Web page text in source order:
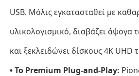
USB. Μόλις εγκατασταθεί με
υλικολογισμικό, διαβάζει άψογα
και ξεκλειδώνει δίσκους 4K UHD
• Το Premium Plug-and-Play: